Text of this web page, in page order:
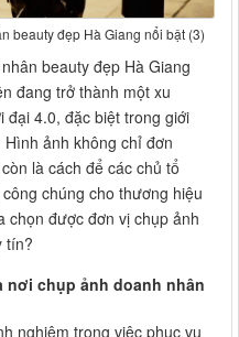
beauty đẹp Hà Giang nổi bật (3)
beauty đẹp Hà Giang
đang trở thành một xu
4.0, đặc biệt trong giới
ảnh không chỉ đơn
là cách để các chủ tổ
chúng cho thương hiệu
chọn được đơn vị chụp ảnh
tín?
nơi chụp ảnh doanh nhân
nghiệm trong việc phục vụ